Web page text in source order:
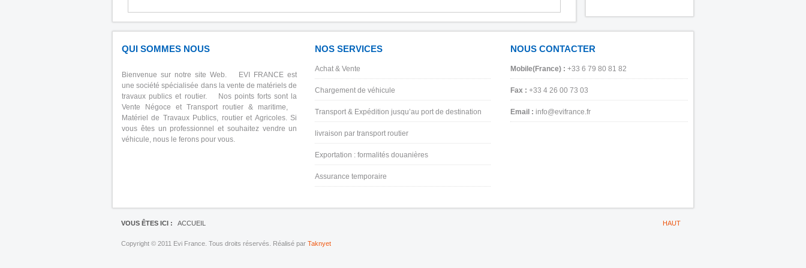
QUI SOMMES NOUS
Bienvenue sur notre site Web. EVI FRANCE est
une société spécialisée dans la vente de matériels de
travaux publics et routier. Nos points forts sont la
Vente Négoce et Transport routier & maritime,
Matériel de Travaux Publics, routier et Agricoles. Si
vous êtes un professionnel et souhaitez vendre un
véhicule, nous le ferons pour vous.
NOS SERVICES
Achat & Vente
Chargement de véhicule
Transport & Expédition jusqu’au port de destination
livraison par transport routier
Exportation : formalités douanières
Assurance temporaire
NOUS CONTACTER
Mobile(France) : +33 6 79 80 81 82
Fax : +33 4 26 00 73 03
Email : info@evifrance.fr
VOUS ÊTES ICI : ACCUEIL HAUT
Copyright © 2011 Evi France. Tous droits réservés. Réalisé par Taknyet